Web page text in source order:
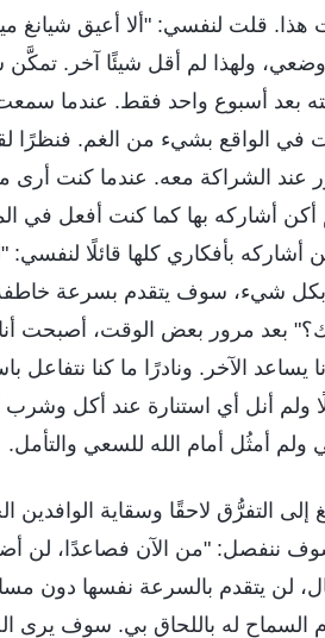
قلت لنفسي: "ألا أعيق شيانغ
ولهذا لم أقل شيئًا آخر. تمكَّن
بعد أسبوع واحد فقط. عندما سمعت
في الواقع بشيء من الغم. فنظرًا
عند الشراكة معه. عندما كنت أرى
لم أكن أشاركه بها كما كنت أفعل في
أشاركه بأفكاري كلها قائلًا لنفسي:
بكل شيء، سوف يتقدم بسرعة
بعد مرور بعض الوقت، أصبحت أنا
الآخر. ونادرًا ما كنا نتفاعل
ولم أنل أي استنارة عند أكل وشرب
أمثُل أمام الله للسعي والتأمل.
التفرُّق لاحقًا وسقاية الوافدين
ننفصل: "من الآن فصاعدًا، لن
لن يتقدم بالسرعة نفسها دون
السماح له باللحاق بي. سوف يرى